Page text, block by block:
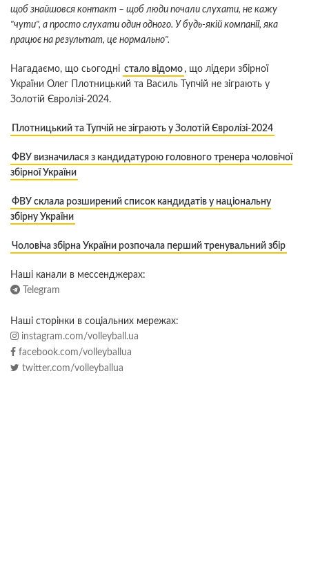
щоб знайшовся контакт – щоб люди почали слухати, не кажу
"чути", а просто слухати один одного. У будь-якій компанії, яка
працює на результат, це нормально".
Нагадаємо, що сьогодні стало відомо , що лідери збірної
України Олег Плотницький та Василь Тупчій не зіграють у
Золотій Євролізі-2024.
Плотницький та Тупчій не зіграють у Золотій Євролізі-2024
ФВУ визначилася з кандидатурою головного тренера чоловічої
збірної України
ФВУ склала розширений список кандидатів у національну
збірну України
Чоловіча збірна України розпочала перший тренувальний збір
Наші канали в мессенджерах:
Telegram
Наші сторінки в соціальних мережах:
instagram.com/volleyball.ua
facebook.com/volleyballua
twitter.com/volleyballua